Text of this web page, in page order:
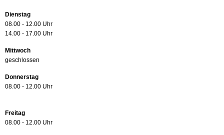
Dienstag
08.00 - 12.00 Uhr
14.00 - 17.00 Uhr
Mittwoch
geschlossen
Donnerstag
08.00 - 12.00 Uhr
Freitag
08.00 - 12.00 Uhr